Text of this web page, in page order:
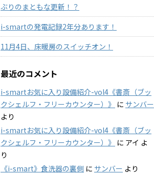
ぶりのまともな更新！？
i-smartの発電記録2年分あります！
11月4日、床暖房のスイッチオン！
最近のコメント
i-smartお気に入り設備紹介-vol4《書斎（ブッ
クシェルフ・フリーカウンター）》 に サンバー
より
i-smartお気に入り設備紹介-vol4《書斎（ブッ
クシェルフ・フリーカウンター）》 に アイ よ
り
《i-smart》食洗器の裏側 に サンバー より